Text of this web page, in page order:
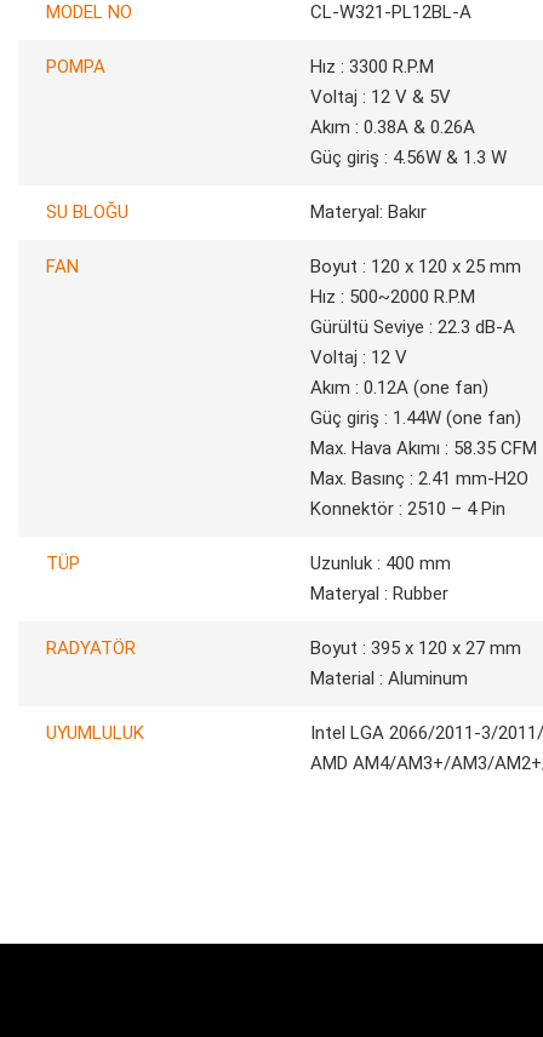
MODEL NO CL-W321-PL12BL-A
POMPA
Hız : 3300 R.P.M
Voltaj : 12 V & 5V
Akım : 0.38A & 0.26A
Güç giriş : 4.56W & 1.3 W
SU BLOĞU Materyal: Bakır
FAN
Boyut : 120 x 120 x 25 mm
Hız : 500~2000 R.P.M
Gürültü Seviye : 22.3 dB-A
Voltaj : 12 V
Akım : 0.12A (one fan)
Güç giriş : 1.44W (one fan)
Max. Hava Akımı : 58.35 CFM
Max. Basınç : 2.41 mm-H2O
Konnektör : 2510 – 4 Pin
TÜP
Uzunluk : 400 mm
Materyal : Rubber
RADYATÖR
Boyut : 395 x 120 x 27 mm
Material : Aluminum
UYUMLULUK
Intel LGA 2066/2011-3/
AMD AM4/AM3+/AM3/